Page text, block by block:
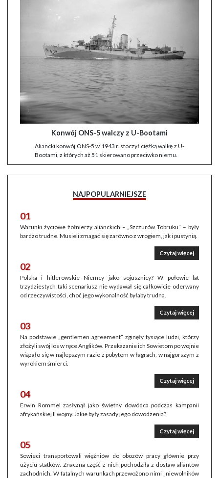
Konwój ONS-5 walczy z U-Bootami
Aliancki konwój ONS-5 w 1943 r. stoczył ciężką walkę z U-
Bootami, z których aż 51 skierowano przeciwko niemu.
NAJPOPULARNIEJSZE
01
Warunki życiowe żołnierzy alianckich – „Szczurów Tobruku” – były
bardzo trudne. Musieli zmagać się zarówno z wrogiem, jak i pustynią.
Czytaj więcej
02
Polska i hitlerowskie Niemcy jako sojusznicy? W połowie lat
trzydziestych taki scenariusz nie wydawał się całkowicie oderwany
od rzeczywistości, choć jego wykonalność byłaby trudna.
Czytaj więcej
03
Na podstawie „gentlemen agreement” zginęły tysiące ludzi, którzy
złożyli swój los w ręce Anglików. Przekazanie ich Sowietom po wojnie
wiązało się w najlepszym razie z pobytem w łagrach, w najgorszym z
wyrokiem śmierci.
Czytaj więcej
04
Erwin Rommel zasłynął jako świetny dowódca podczas kampanii
afrykańskiej II wojny. Jakie były zasady jego dowodzenia?
Czytaj więcej
05
Sowieci transportowali więźniów do obozów pracy głównie przy
użyciu statków. Znaczna część z nich pochodziła z dostaw aliantów
zachodnich. W fatalnych warunkach przewożono nimi „niewolników